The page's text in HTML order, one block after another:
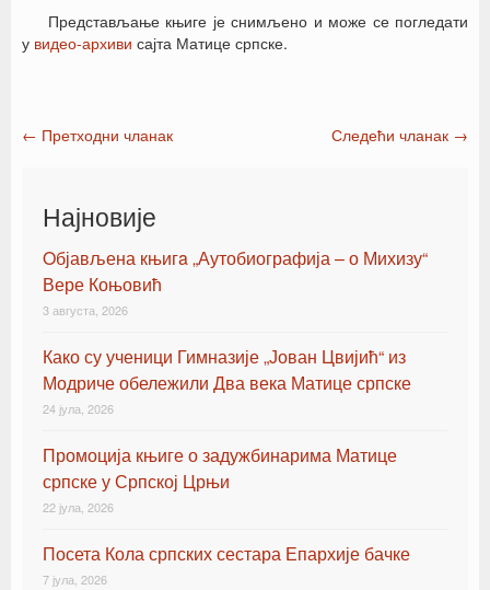
Представљање књиге је снимљено и може се погледати
у видео-архиви сајта Матице српске.
Post navigation
Следећи чланак →
← Претходни чланак
Најновије
Oбјављена књигa „Аутобиографија – о Михизу“
Вере Коњовић
3 августа, 2026
Како су ученици Гимназије „Јован Цвијић“ из
Модриче обележили Два века Матице српске
24 јула, 2026
Промоција књиге о задужбинарима Матице
српске у Српској Црњи
22 јула, 2026
Посета Кола српских сестара Епархије бачке
7 јула, 2026